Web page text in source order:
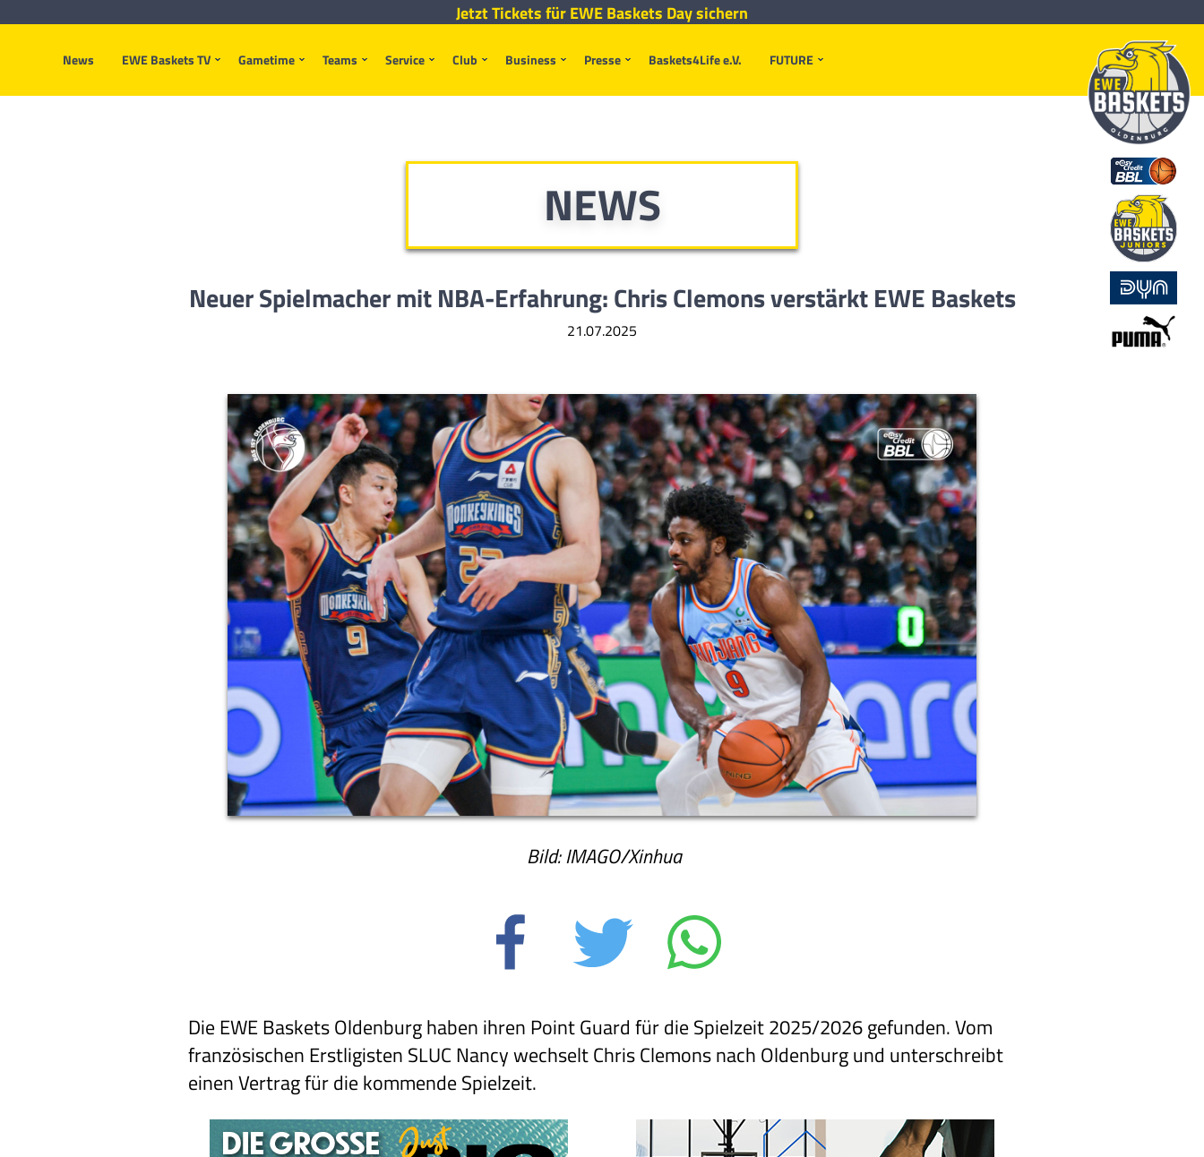
News EWE Baskets TV Gametime Teams Service Club Business Presse Baskets4Life e.V. FUTURE
Jetzt Tickets für EWE Baskets Day sichern
NEWS
Neuer Spielmacher mit NBA-Erfahrung: Chris Clemons verstärkt EWE Baskets
21.07.2025
Bild: IMAGO/Xinhua
Die EWE Baskets Oldenburg haben ihren Point Guard für die Spielzeit 2025/2026 gefunden. Vom
französischen Erstligisten SLUC Nancy wechselt Chris Clemons nach Oldenburg und unterschreibt
einen Vertrag für die kommende Spielzeit.